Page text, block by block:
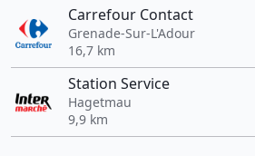
Carrefour Contact
Grenade-Sur-L'Adour
16,7 km
Station Service
Hagetmau
9,9 km